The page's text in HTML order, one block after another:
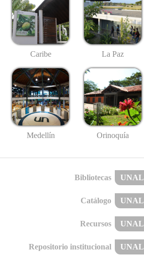
Caribe La Paz
Medellín Orinoquía
Bibliotecas UNAL
Catálogo UNAL
Recursos UNAL
Repositorio institucional UNAL